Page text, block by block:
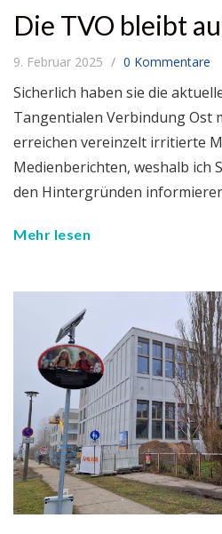
Die TVO bleibt
9. Februar 2025 0 Kommentare
Sicherlich haben sie die
Tangentialen Verbindung Ost
erreichen vereinzelt irritierte
Medienberichten, weshalb ich
den Hintergründen
Mehr lesen